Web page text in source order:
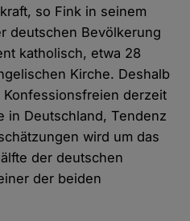
so Fink in seinem
deutschen Bevölkerung
katholisch, etwa 28
Kirche. Deshalb
derzeit
in Deutschland, Tendenz
wird um das
der deutschen
der beiden